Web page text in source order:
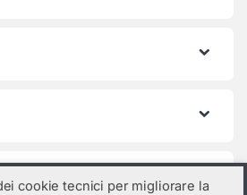
cookie tecnici per migliorare la